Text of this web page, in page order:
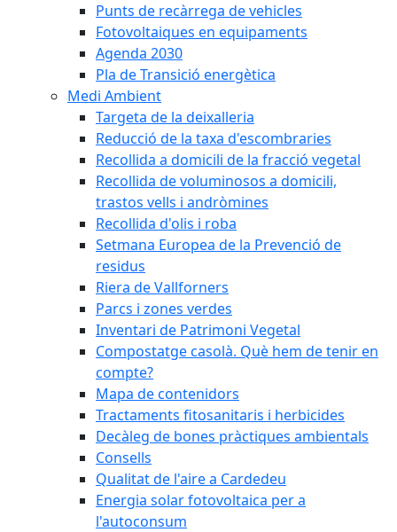
Punts de recàrrega de vehicles
Fotovoltaiques en equipaments
Agenda 2030
Pla de Transició energètica
Medi Ambient
Targeta de la deixalleria
Reducció de la taxa d'escombraries
Recollida a domicili de la fracció vegetal
Recollida de voluminosos a domicili,
trastos vells i andròmines
Recollida d'olis i roba
Setmana Europea de la Prevenció de
residus
Riera de Vallforners
Parcs i zones verdes
Inventari de Patrimoni Vegetal
Compostatge casolà. Què hem de tenir en
compte?
Mapa de contenidors
Tractaments fitosanitaris i herbicides
Decàleg de bones pràctiques ambientals
Consells
Qualitat de l'aire a Cardedeu
Energia solar fotovoltaica per a
l'autoconsum